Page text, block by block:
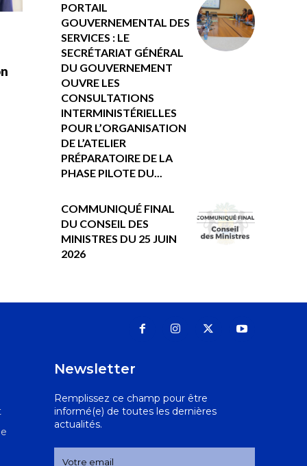
PORTAIL
GOUVERNEMENTAL DES
SERVICES : LE
SECRÉTARIAT GÉNÉRAL
DU GOUVERNEMENT
OUVRE LES
CONSULTATIONS
INTERMINISTÉRIELLES
POUR L’ORGANISATION
DE L’ATELIER
PRÉPARATOIRE DE LA
PHASE PILOTE DU...
COMMUNIQUÉ FINAL
DU CONSEIL DES
MINISTRES DU 25 JUIN
2026
Newsletter
Remplissez ce champ pour être
informé(e) de toutes les dernières
actualités.